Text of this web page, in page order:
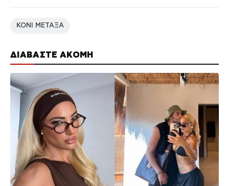
ΔΙΑΒΑΣΤΕ ΑΚΟΜΗ
ΚΟΝΙ ΜΕΤΑΞΑ